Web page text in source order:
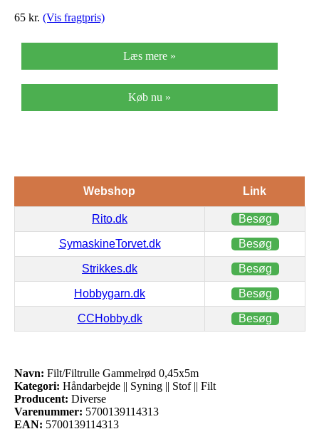
65 kr. (Vis fragtpris)
Læs mere »
Køb nu »
Webshop Link
Rito.dk Besøg
SymaskineTorvet.dk Besøg
Strikkes.dk Besøg
Hobbygarn.dk Besøg
CCHobby.dk Besøg
Navn: Filt/Filtrulle Gammelrød 0,45x5m
Kategori: Håndarbejde || Syning || Stof || Filt
Producent: Diverse
Varenummer: 5700139114313
EAN: 5700139114313